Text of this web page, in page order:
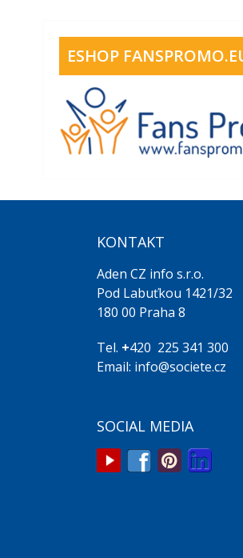
ESHOP
KONTAKT
Aden CZ info s.r.o.
Pod Labuťkou 1421/32
180 00 Praha 8
Tel. +420 225 341 300
Email: info@societe.cz
SOCIAL MEDIA